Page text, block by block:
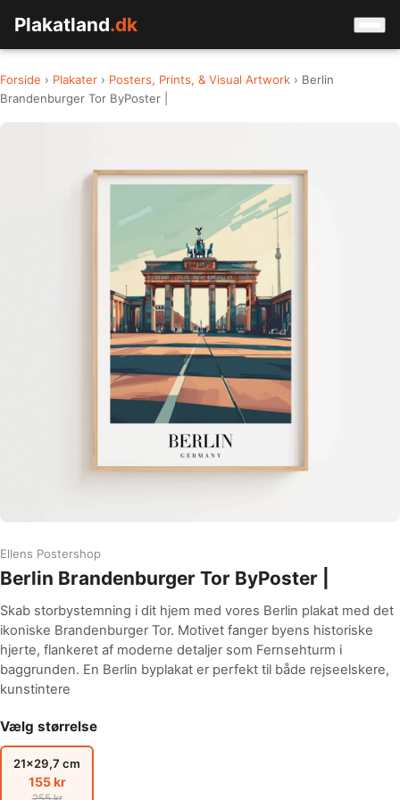
Plakatland.dk
Forside › Plakater › Posters, Prints, & Visual Artwork › Berlin
Brandenburger Tor ByPoster |
Ellens Postershop
Berlin Brandenburger Tor ByPoster |
Skab storbystemning i dit hjem med vores Berlin plakat med det
ikoniske Brandenburger Tor. Motivet fanger byens historiske
hjerte, flankeret af moderne detaljer som Fernsehturm i
baggrunden. En Berlin byplakat er perfekt til både rejseelskere,
kunstintere
Vælg størrelse
21x29,7 cm
155 kr